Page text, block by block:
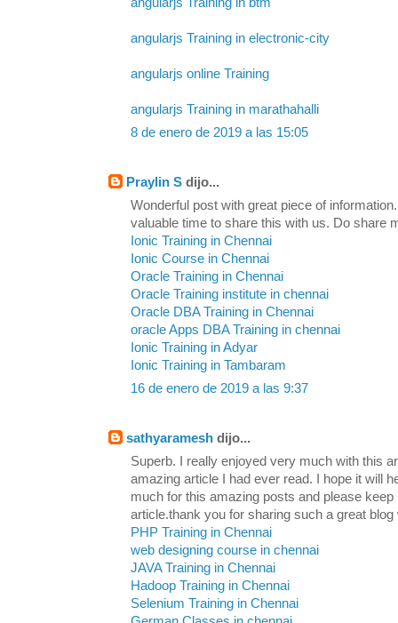
angularjs Training in btm
angularjs Training in electronic-city
angularjs online Training
angularjs Training in marathahalli
8 de enero de 2019 a las 15:05
Praylin S dijo...
Wonderful post with great piece of
valuable time to share this with us. Do share
Ionic Training in Chennai
Ionic Course in Chennai
Oracle Training in Chennai
Oracle Training institute in chennai
Oracle DBA Training in Chennai
oracle Apps DBA Training in chennai
Ionic Training in Adyar
Ionic Training in Tambaram
16 de enero de 2019 a las 9:37
sathyaramesh dijo...
Superb. I really enjoyed very much with this
amazing article I had ever read. I hope it will
much for this amazing posts and please
article.thank you for sharing such a great
PHP Training in Chennai
web designing course in chennai
JAVA Training in Chennai
Hadoop Training in Chennai
Selenium Training in Chennai